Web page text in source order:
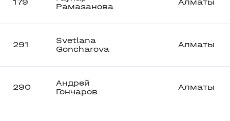
179
Рамазанова
Алматы
291
Svetlana
Goncharova
Алматы
290
Андрей
Гончаров
Алматы